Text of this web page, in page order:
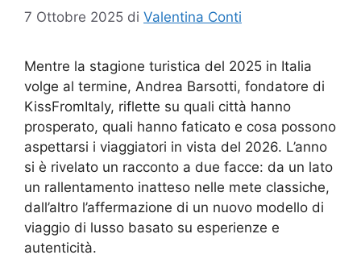
7 Ottobre 2025 di Valentina Conti
Mentre la stagione turistica del 2025 in Italia
volge al termine, Andrea Barsotti, fondatore di
KissFromItaly, riflette su quali città hanno
prosperato, quali hanno faticato e cosa possono
aspettarsi i viaggiatori in vista del 2026. L’anno
si è rivelato un racconto a due facce: da un lato
un rallentamento inatteso nelle mete classiche,
dall’altro l’affermazione di un nuovo modello di
viaggio di lusso basato su esperienze e
autenticità.